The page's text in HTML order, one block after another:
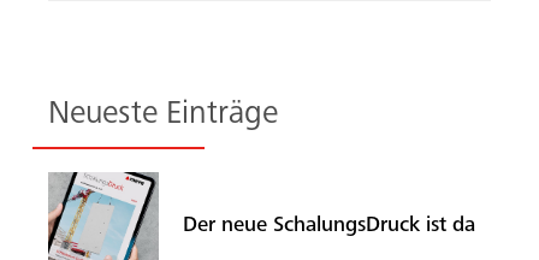
Neueste Einträge
Der neue SchalungsDruck ist da